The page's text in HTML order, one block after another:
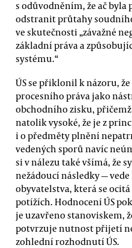
s odůvodněním, že ač
odstranit průtahy
ve skutečnosti „závažné
základní práva a
systému.“
ÚS se přiklonil k názoru,
procesního práva jako
obchodního zisku,
natolik vysoké, že je z
i o předměty plnění
vedených sporů navíc
si v nálezu také všímá, že
nežádoucí následky —
obyvatelstva, která se
potížích. Hodnocení ÚS
je uzavřeno stanoviskem,
potvrzuje nutnost přijetí
zohlední rozhodnutí ÚS.